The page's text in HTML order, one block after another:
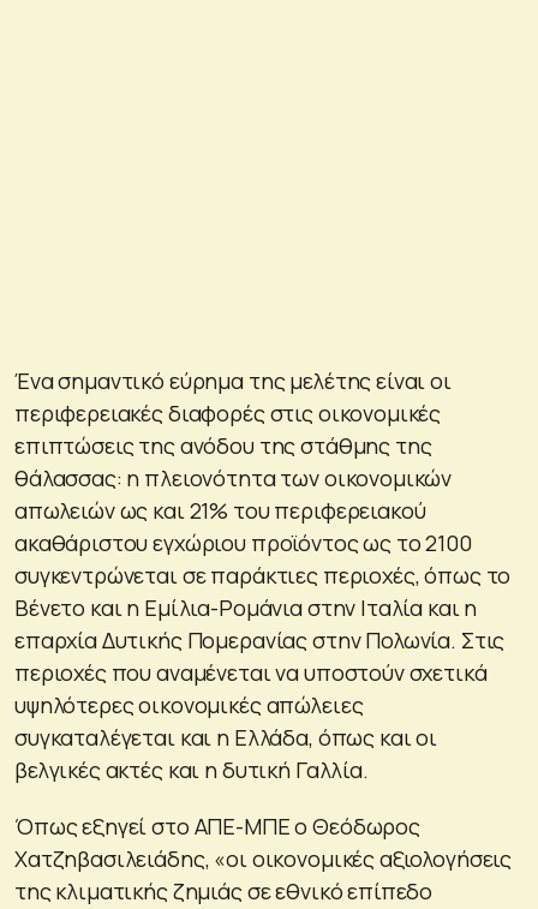
Ένα σημαντικό εύρημα της μελέτης είναι οι
περιφερειακές διαφορές στις οικονομικές
επιπτώσεις της ανόδου της στάθμης της
θάλασσας: η πλειονότητα των οικονομικών
απωλειών ως και 21% του περιφερειακού
ακαθάριστου εγχώριου προϊόντος ως το 2100
συγκεντρώνεται σε παράκτιες περιοχές, όπως το
Βένετο και η Εμίλια-Ρομάνια στην Ιταλία και η
επαρχία Δυτικής Πομερανίας στην Πολωνία. Στις
περιοχές που αναμένεται να υποστούν σχετικά
υψηλότερες οικονομικές απώλειες
συγκαταλέγεται και η Ελλάδα, όπως και οι
βελγικές ακτές και η δυτική Γαλλία.
Όπως εξηγεί στο ΑΠΕ-ΜΠΕ ο Θεόδωρος
Χατζηβασιλειάδης, «οι οικονομικές αξιολογήσεις
της κλιματικής ζημιάς σε εθνικό επίπεδο